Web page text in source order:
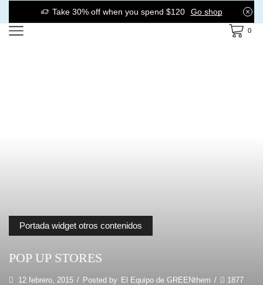
Take 30% off when you spend $120 Go shop
0
Portada widget otros contenidos
POP UP STORES
12 febrero, 2015 / Posted by El Equipo de GREENthem / 1877